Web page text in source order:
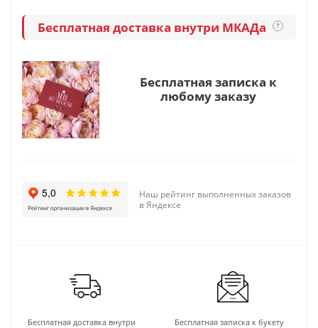
Бесплатная доставка внутри МКАДа ?
Бесплатная записка к
любому заказу
Наш рейтинг выполненных заказов
в Яндексе
Бесплатная доставка внутри
Бесплатная записка к букету